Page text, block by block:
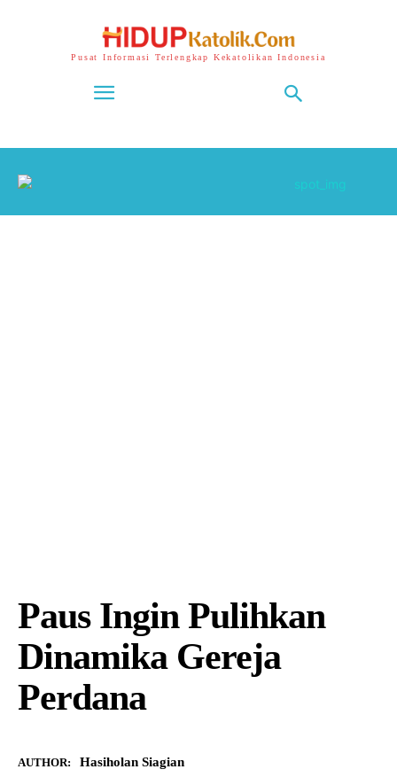
Pusat Informasi Terlengkap Kekatolikan Indonesia
Paus Ingin Pulihkan
Dinamika Gereja
Perdana
AUTHOR: Hasiholan Siagian